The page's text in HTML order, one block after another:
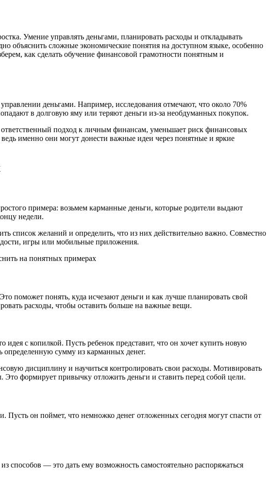
Умение управлять деньгами, планировать расходы и откладывать
объяснить сложные экономические понятия на доступном языке, особенно
как сделать обучение финансовой грамотности понятным и
деньгами. Например, исследования отмечают, что около 70%
в долговую яму или теряют деньги из-за необдуманных покупок.
подход к личным финансам, уменьшает риск финансовых
именно они могут донести важные идеи через понятные и яркие
примера: возьмем карманные деньги, которые родители выдают
недели.
список желаний и определить, что из них действительно важно. Совместно
игры или мобильные приложения.
поможет понять, куда исчезают деньги и как лучше планировать свой
расходы, чтобы оставить больше на важные вещи.
с копилкой. Пусть ребенок представит, что он хочет купить новую
определенную сумму из карманных денег.
дисциплину и научиться контролировать свои расходы. Мотивировать
формирует привычку отложить деньги и ставить перед собой цели.
Пусть он поймет, что немножко денег отложенных сегодня могут спасти от
— это дать ему возможность самостоятельно распоряжаться